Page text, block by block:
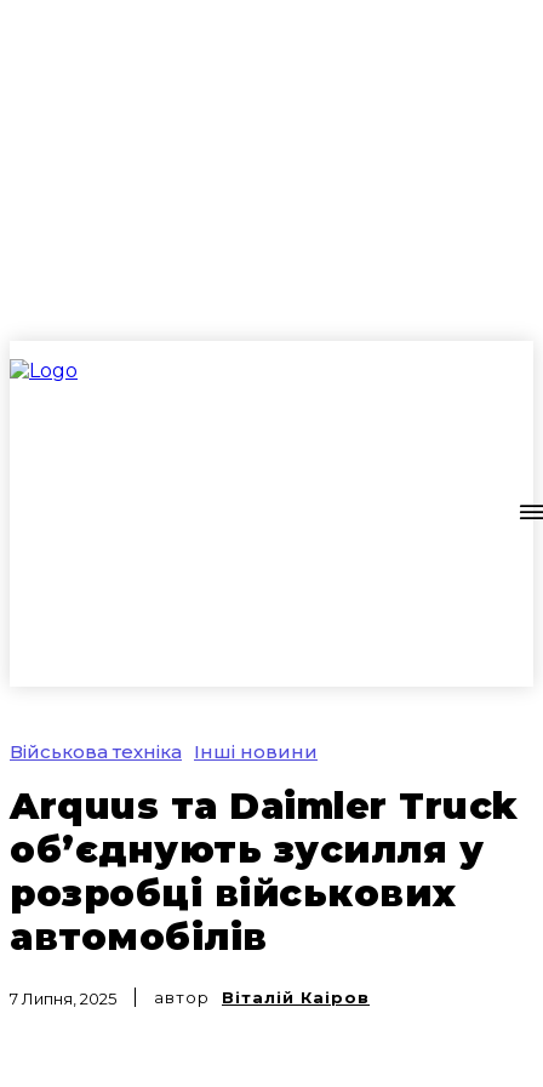
Військова техніка Інші новини
Arquus та Daimler Truck
об’єднують зусилля у
розробці військових
автомобілів
7 Липня, 2025 автор Віталій Каіров